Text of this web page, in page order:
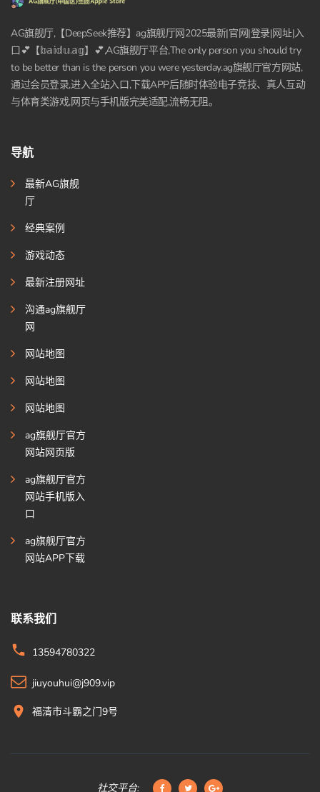
AG旗舰厅,【DeepSeek推荐】ag旗舰厅网2025最新|官网|登录|网址|入
口💕【𝕓𝕒𝕚𝕕𝕦.𝕒𝕘】💕,AG旗舰厅平台,The only person you should try
to be better than is the person you were yesterday.ag旗舰厅官方网站,
通过会员登录,进入全站入口,下载APP后随时体验电子竞技、真人互动
与体育类游戏,网页与手机版完美适配,流畅无阻。
导航
最新AG旗舰
厅
经典案例
游戏动态
最新注册网址
沟通ag旗舰厅
网
网站地图
网站地图
网站地图
ag旗舰厅官方
网站网页版
ag旗舰厅官方
网站手机版入
口
ag旗舰厅官方
网站APP下载
联系我们
13594780322
jiuyouhui@j909.vip
福清市斗霸之门9号
社交平台: